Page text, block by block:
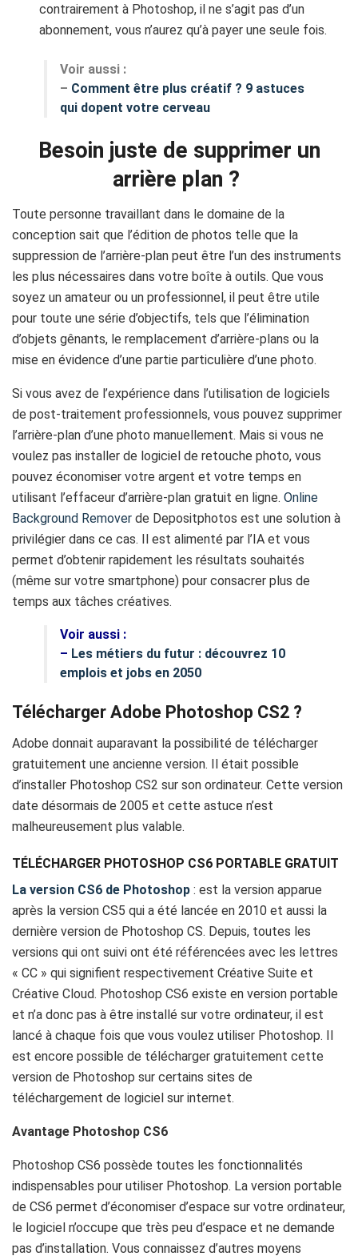
contrairement à Photoshop, il ne s’agit pas d’un
abonnement, vous n’aurez qu’à payer une seule fois.
Voir aussi :
– Comment être plus créatif ? 9 astuces
qui dopent votre cerveau
Besoin juste de supprimer un
arrière plan ?
Toute personne travaillant dans le domaine de la
conception sait que l’édition de photos telle que la
suppression de l’arrière-plan peut être l’un des instruments
les plus nécessaires dans votre boîte à outils. Que vous
soyez un amateur ou un professionnel, il peut être utile
pour toute une série d’objectifs, tels que l’élimination
d’objets gênants, le remplacement d’arrière-plans ou la
mise en évidence d’une partie particulière d’une photo.
Si vous avez de l’expérience dans l’utilisation de logiciels
de post-traitement professionnels, vous pouvez supprimer
l’arrière-plan d’une photo manuellement. Mais si vous ne
voulez pas installer de logiciel de retouche photo, vous
pouvez économiser votre argent et votre temps en
utilisant l’effaceur d’arrière-plan gratuit en ligne. Online
Background Remover de Depositphotos est une solution à
privilégier dans ce cas. Il est alimenté par l’IA et vous
permet d’obtenir rapidement les résultats souhaités
(même sur votre smartphone) pour consacrer plus de
temps aux tâches créatives.
Voir aussi :
– Les métiers du futur : découvrez 10
emplois et jobs en 2050
Télécharger Adobe Photoshop CS2 ?
Adobe donnait auparavant la possibilité de télécharger
gratuitement une ancienne version. Il était possible
d’installer Photoshop CS2 sur son ordinateur. Cette version
date désormais de 2005 et cette astuce n’est
malheureusement plus valable.
TÉLÉCHARGER PHOTOSHOP CS6 PORTABLE GRATUIT
La version CS6 de Photoshop : est la version apparue
après la version CS5 qui a été lancée en 2010 et aussi la
dernière version de Photoshop CS. Depuis, toutes les
versions qui ont suivi ont été référencées avec les lettres
« CC » qui signifient respectivement Créative Suite et
Créative Cloud. Photoshop CS6 existe en version portable
et n’a donc pas à être installé sur votre ordinateur, il est
lancé à chaque fois que vous voulez utiliser Photoshop. Il
est encore possible de télécharger gratuitement cette
version de Photoshop sur certains sites de
téléchargement de logiciel sur internet.
Avantage Photoshop CS6
Photoshop CS6 possède toutes les fonctionnalités
indispensables pour utiliser Photoshop. La version portable
de CS6 permet d’économiser d’espace sur votre ordinateur,
le logiciel n’occupe que très peu d’espace et ne demande
pas d’installation. Vous connaissez d’autres moyens